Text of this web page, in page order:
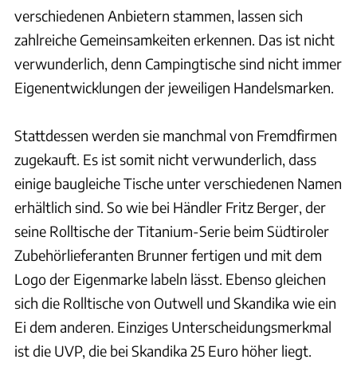
verschiedenen Anbietern stammen, lassen sich
zahlreiche Gemeinsamkeiten erkennen. Das ist nicht
verwunderlich, denn Campingtische sind nicht immer
Eigenentwicklungen der jeweiligen Handelsmarken.
Stattdessen werden sie manchmal von Fremdfirmen
zugekauft. Es ist somit nicht verwunderlich, dass
einige baugleiche Tische unter verschiedenen Namen
erhältlich sind. So wie bei Händler Fritz Berger, der
seine Rolltische der Titanium-Serie beim Südtiroler
Zubehörlieferanten Brunner fertigen und mit dem
Logo der Eigenmarke labeln lässt. Ebenso gleichen
sich die Rolltische von Outwell und Skandika wie ein
Ei dem anderen. Einziges Unterscheidungsmerkmal
ist die UVP, die bei Skandika 25 Euro höher liegt.